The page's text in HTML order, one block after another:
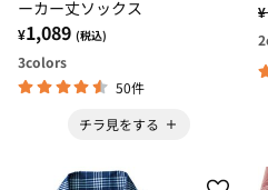
ーカー丈ソックス
¥1,089 (税込)
3colors
50件
チラ見をする
2